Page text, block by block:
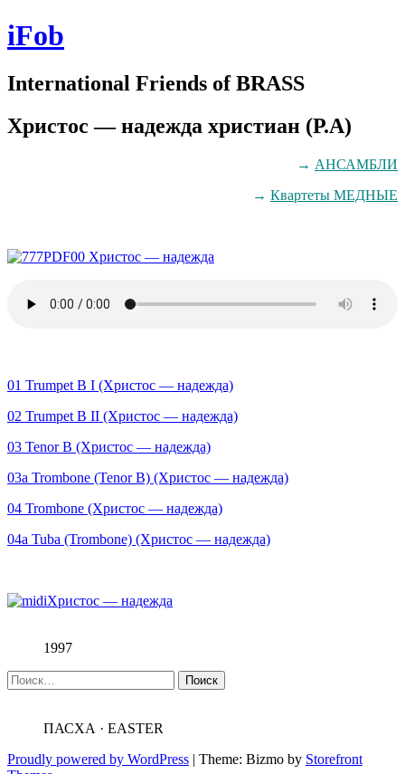
iFob
International Friends of BRASS
Христос — надежда христиан (Р.А)
→ АНСАМБЛИ
→ Квартеты МЕДНЫЕ
00 Христос — надежда
01 Trumpet B I (Христос — надежда)
02 Trumpet B II (Христос — надежда)
03 Tenor B (Христос — надежда)
03a Trombone (Tenor B) (Христос — надежда)
04 Trombone (Христос — надежда)
04а Tuba (Trombone) (Христос — надежда)
Христос — надежда
1997
Найти:
ПАСХА · EASTER
Proudly powered by WordPress | Theme: Bizmo by Storefront